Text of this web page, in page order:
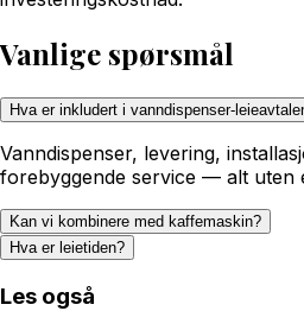
Vanlige spørsmål
Hva er inkludert i vanndispenser-
Vanndispenser, levering,
forebyggende service — alt uten
Kan vi kombinere med kaffemaskin?
Hva er leietiden?
Les også